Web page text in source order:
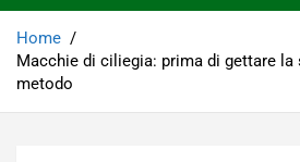
Home
Macchie di ciliegia: prima di gettare la
metodo